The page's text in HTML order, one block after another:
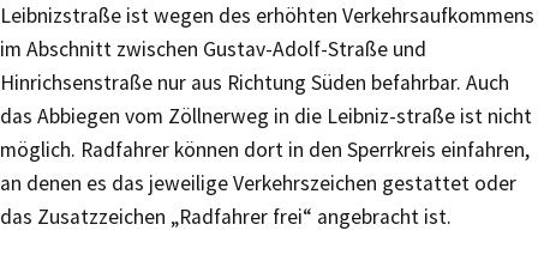
Leibnizstraße ist wegen des erhöhten Verkehrsaufkommens
im Abschnitt zwischen Gustav-Adolf-Straße und
Hinrichsenstraße nur aus Richtung Süden befahrbar. Auch
das Abbiegen vom Zöllnerweg in die Leibniz-straße ist nicht
möglich. Radfahrer können dort in den Sperrkreis einfahren,
an denen es das jeweilige Verkehrszeichen gestattet oder
das Zusatzzeichen „Radfahrer frei“ angebracht ist.